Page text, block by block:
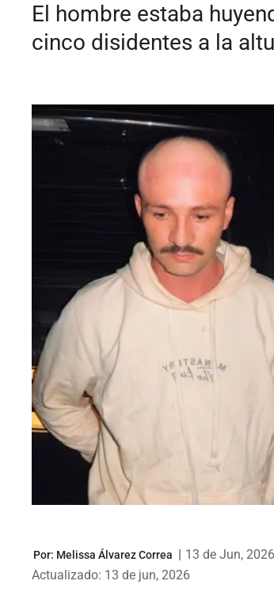
El hombre estaba
cinco disidentes a la
Por: Melissa Álvarez Correa | 13 de Jun, 2026
Actualizado: 13 de jun, 2026